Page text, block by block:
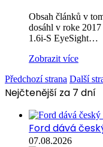
Obsah článků v
dosáhl v roke
1.6i-S EyeSight…
Zobrazit více
Předchozí strana Další
Nejčtenější za 7 dní
Ford dává
07.08.2026